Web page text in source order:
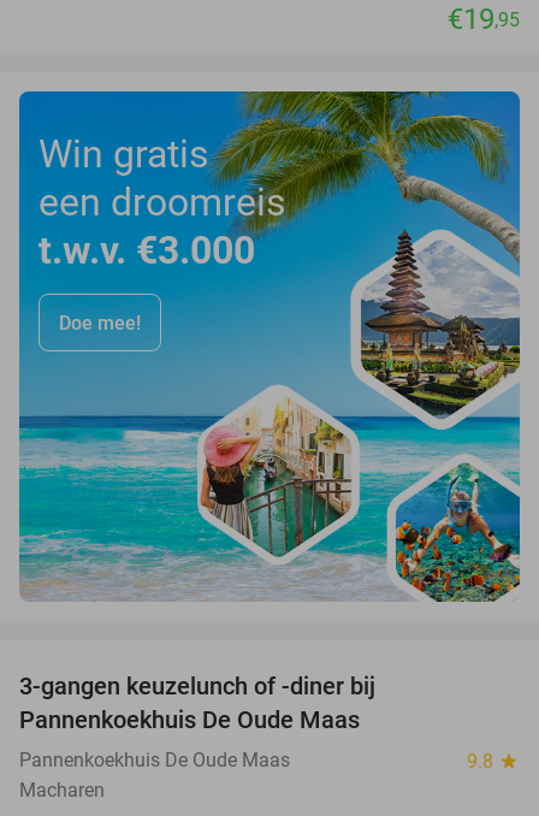
€19,95
Win gratis
een droomreis
t.w.v. €3.000
Doe mee!
3-gangen keuzelunch of -diner bij
Pannenkoekhuis De Oude Maas
Pannenkoekhuis De Oude Maas 9.8 star
Macharen